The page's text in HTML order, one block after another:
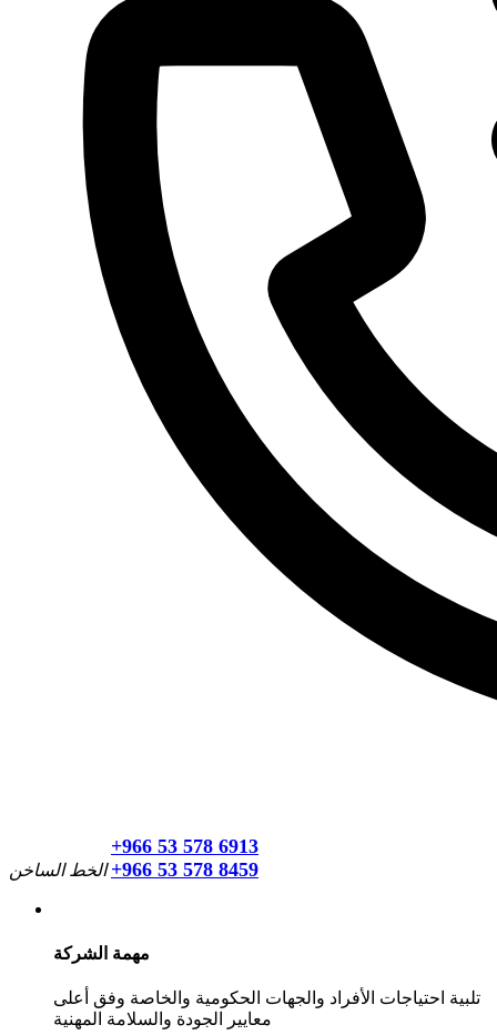
الخط الساخن
+966 53 578 6913
+966 53 578 8459
مهمة الشركة
تلبية احتياجات الأفراد والجهات الحكومية والخاصة وفق أعلى
معايير الجودة والسلامة المهنية